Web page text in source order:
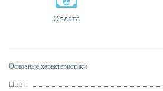
Оплата
Основные характеристики
Цвет: